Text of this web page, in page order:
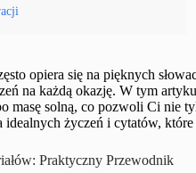
opiera się na pięknych
na każdą okazję. W tym
masę solną, co pozwoli Ci nie
idealnych życzeń i cytatów,
Praktyczny Przewodnik